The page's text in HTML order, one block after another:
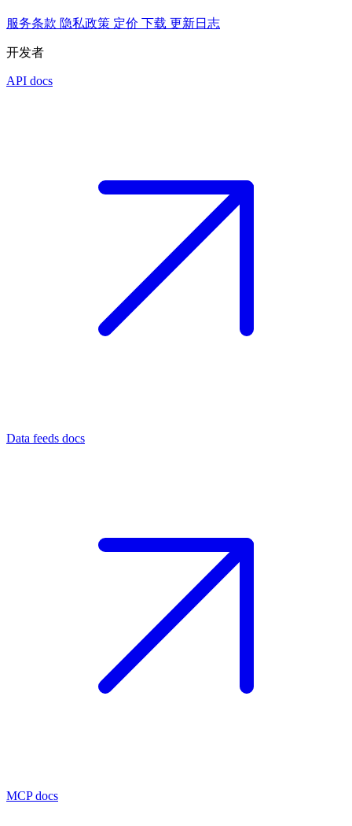
服务条款 隐私政策 定价 下载 更新日志
开发者
API docs
Data feeds docs
MCP docs